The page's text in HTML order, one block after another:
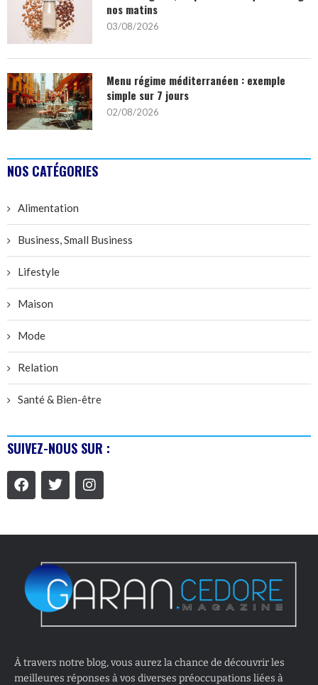
nos matins
03/08/2026
Menu régime méditerranéen : exemple
simple sur 7 jours
02/08/2026
NOS CATÉGORIES
Alimentation
Business, Small Business
Lifestyle
Maison
Mode
Relation
Santé & Bien-être
SUIVEZ-NOUS SUR :
À travers notre blog, vous aurez la chance de découvrir les
meilleures réponses à vos diverses préoccupations liées à